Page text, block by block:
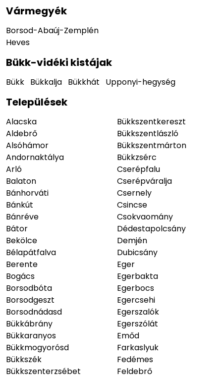
Vármegyék
Borsod-Abaúj-Zemplén
Heves
Bükk-vidéki kistájak
Bükk Bükkalja Bükkhát Upponyi-hegység
Települések
Alacska
Aldebrő
Alsóhámor
Andornaktálya
Arló
Balaton
Bánhorváti
Bánkút
Bánréve
Bátor
Bekölce
Bélapátfalva
Berente
Bogács
Borsodbóta
Borsodgeszt
Borsodnádasd
Bükkábrány
Bükkaranyos
Bükkmogyorósd
Bükkszék
Bükkszenterzsébet
Bükkszentkereszt
Bükkszentlászló
Bükkszentmárton
Bükkzsérc
Cserépfalu
Cserépváralja
Csernely
Csincse
Csokvaomány
Dédestapolcsány
Demjén
Dubicsány
Eger
Egerbakta
Egerbocs
Egercsehi
Egerszalók
Egerszólát
Emőd
Farkaslyuk
Fedémes
Feldebrő